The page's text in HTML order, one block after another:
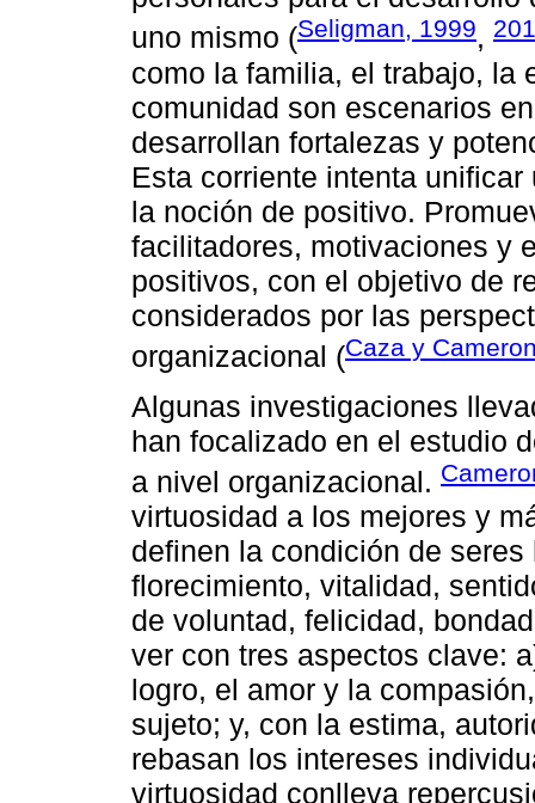
uno mismo (Seligman, 1999,
como la familia, el trabajo, la
comunidad son escenarios
desarrollan fortalezas y
Esta corriente intenta
la noción de positivo.
facilitadores, motivaciones y
positivos, con el objetivo de
considerados por las
organizacional (Caza y
Algunas investigaciones
han focalizado en el estudio
a nivel organizacional.
virtuosidad a los mejores y
definen la condición de
florecimiento, vitalidad,
de voluntad, felicidad,
ver con tres aspectos clave:
logro, el amor y la
sujeto; y, con la estima,
rebasan los intereses
virtuosidad conlleva